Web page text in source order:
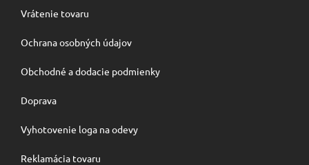
Vrátenie tovaru
Ochrana osobných údajov
Obchodné a dodacie podmienky
Doprava
Vyhotovenie loga na odevy
Reklamácia tovaru